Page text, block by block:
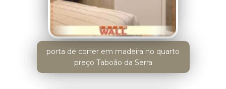
porta de correr em madeira no quarto
preço Taboão da Serra